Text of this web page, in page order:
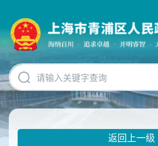
碍
操
明
跳
转
到
网
返回上一级